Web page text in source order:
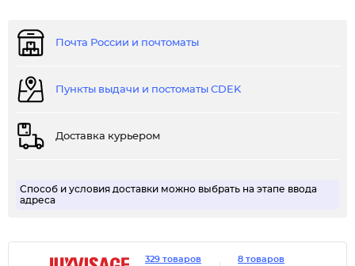
Почта России и почтоматы
Пункты выдачи и постоматы CDEK
Доставка курьером
Способ и условия доставки можно выбрать на этапе ввода
адреса
329 товаров
8 товаров